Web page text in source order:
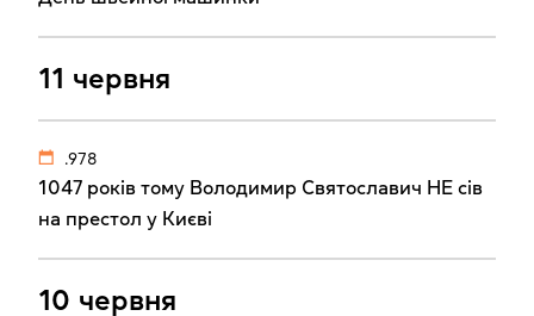
11 червня
.978
1047 років тому Володимир Святославич НЕ сів
на престол у Києві
10 червня